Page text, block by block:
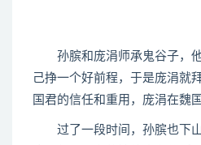
孙膑和庞涓师承鬼谷子，他
己挣一个好前程，于是庞涓就
国君的信任和重用，庞涓在魏
过了一段时间，孙膑也下山